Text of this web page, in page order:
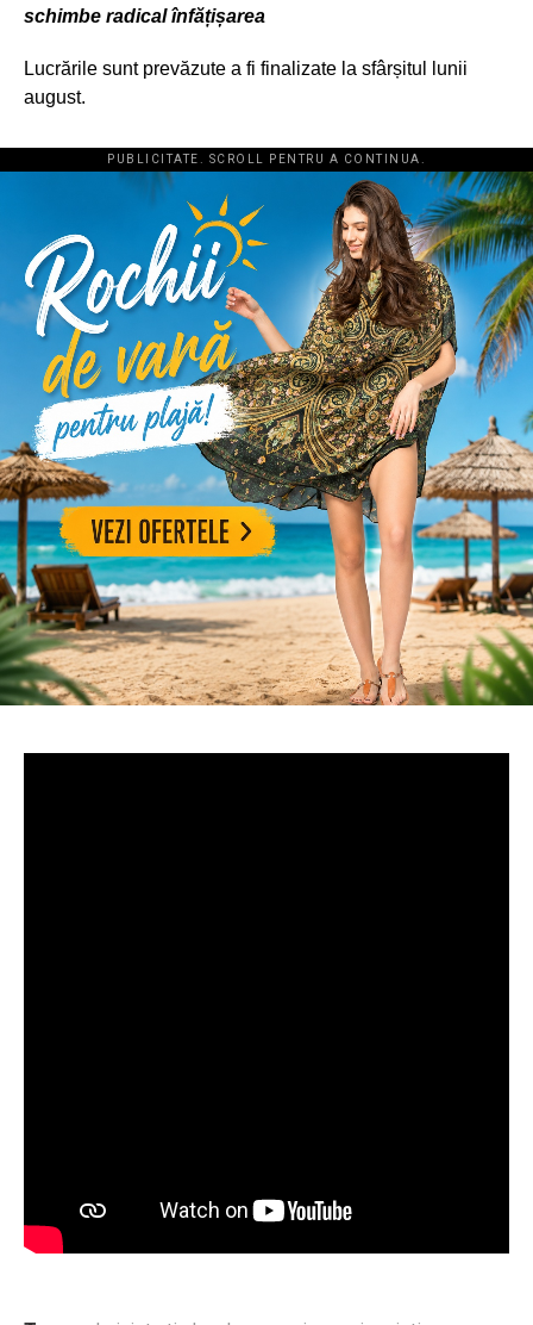
schimbe radical înfățișarea
Lucrările sunt prevăzute a fi finalizate la sfârșitul lunii
august.
PUBLICITATE. SCROLL PENTRU A CONTINUA.